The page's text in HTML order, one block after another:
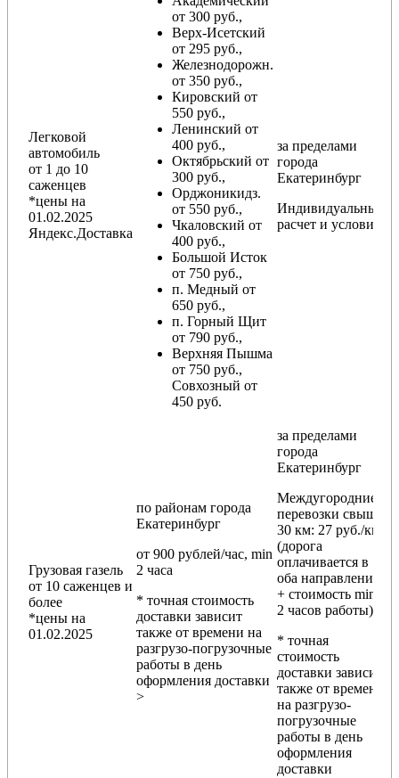
Легковой
автомобиль
от 1 до 10
саженцев
*цены на
01.02.2025
Яндекс.Доставка
от 300 руб.,
Верх-Исетский
от 295 руб.,
Железнодорожн.
от 350 руб.,
Кировский от
550 руб.,
Ленинский от
400 руб.,
Октябрьский от
300 руб.,
Орджоникидз.
от 550 руб.,
Чкаловский от
400 руб.,
Большой Исток
от 750 руб.,
п. Медный от
650 руб.,
п. Горный Щит
от 790 руб.,
Верхняя Пышма
от 750 руб.,
Совхозный от
450 руб.
за пределами
города
Екатеринбург
Индивидуальный
расчет и условия
Грузовая газель
от 10 саженцев и
более
*цены на
01.02.2025
по районам города
Екатеринбург
от 900 рублей/час, min
2 часа
* точная стоимость
доставки зависит
также от времени на
разгрузо-погрузочные
работы в день
оформления доставки
>
за пределами
города
Екатеринбург
Междугородние
перевозки свыше
30 км: 27 руб./км
(дорога
оплачивается в
оба направления
+ стоимость min
2 часов работы)
* точная
стоимость
доставки зависит
также от времени
на разгрузо-
погрузочные
работы в день
оформления
доставки